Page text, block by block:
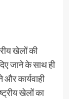
खेलों की
जाने के साथ ही
कार्यवाही
खेलों का